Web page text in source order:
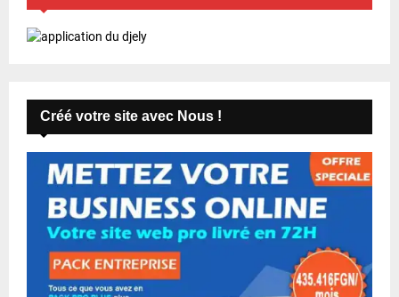
Créé votre site avec Nous !